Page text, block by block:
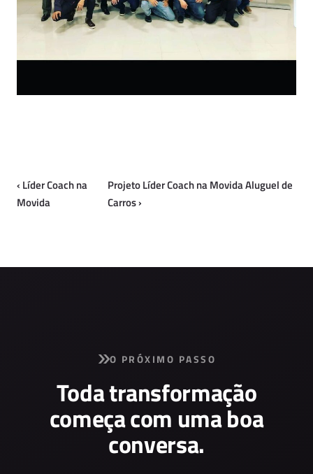
‹ Líder Coach na
Movida
Projeto Líder Coach na Movida Aluguel de
Carros›
O PRÓXIMO PASSO
Toda transformação
começa com uma boa
conversa.